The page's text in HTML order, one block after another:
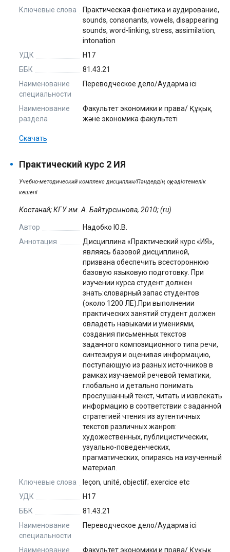
Ключевые слова
Практическая фонетика и аудирование,
sounds, consonants, vowels, disappearing
sounds, word-linking, stress, assimilation,
intonation
УДК
Н17
ББК
81.43.21
Наименование
специальности
Переводческое дело/Аударма ісі
Наименование
раздела
Факультет экономики и права/ Құқық
және экономика факультеті
Скачать
Практический курс 2 ИЯ
Учебно-методический комплекс дисциплин/Пәндердің оқу-әдістемелік
кешені
Костанай; КГУ им. А. Байтурсынова, 2010; (ru)
Автор
Надобко Ю.В.
Аннотация
Дисциплина «Практический курс «ИЯ»,
являясь базовой дисциплиной,
призвана обеспечить всестороннюю
базовую языковую подготовку. При
изучении курса студент должен
знать:словарный запас студентов
(около 1200 ЛЕ).При выполнении
практических занятий студент должен
овладеть навыками и умениями,
создания письменных текстов
заданного композиционного типа речи,
синтезируя и оценивая информацию,
поступающую из разных источников в
рамках изучаемой речевой тематики,
глобально и детально понимать
прослушанный текст, читать и извлекать
информацию в соответствии с заданной
стратегией чтения из аутентичных
текстов различных жанров:
художественных, публицистических,
узуально-поведенческих,
прагматических, опираясь на изученный
материал.
Ключевые слова
leçon, unité, objectif; exercice etc
УДК
Н17
ББК
81.43.21
Наименование
специальности
Переводческое дело/Аударма ісі
Наименование Факультет экономики и права/ Құқық